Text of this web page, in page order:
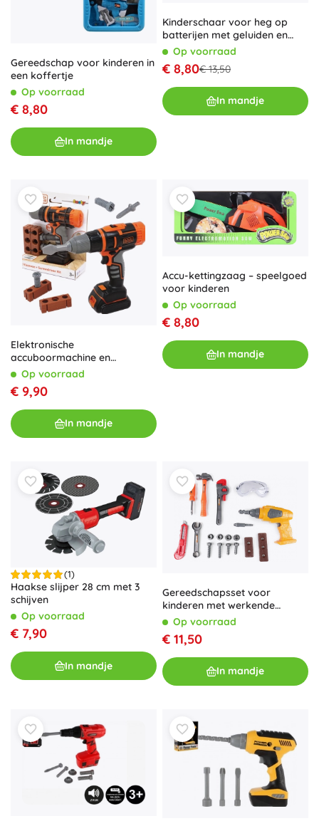
Gereedschap voor kinderen in
een koffertje
Op voorraad
€ 8,80
In mandje
Kinderschaar voor heg op
batterijen met geluiden en
accessoires 57 cm
Op voorraad
€ 8,80€ 13,50
In mandje
Elektronische
accuboormachine en
schroevendraaier Smoby
Black&Decker met baksteen
Op voorraad
€ 9,90
In mandje
Accu-kettingzaag – speelgoed
voor kinderen
Op voorraad
€ 8,80
In mandje
(1)
Haakse slijper 28 cm met 3
schijven
Op voorraad
€ 7,90
In mandje
Gereedschapsset voor
kinderen met werkende
boormachine
Op voorraad
€ 11,50
In mandje